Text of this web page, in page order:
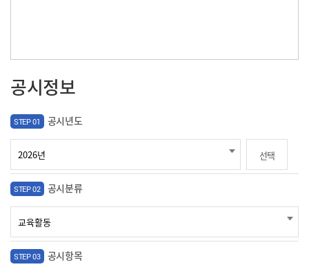
공시정보
STEP 01 공시년도
선택
STEP 02 공시분류
STEP 03 공시항목